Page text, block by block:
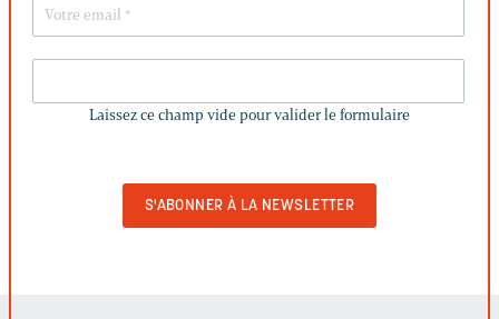
CHAMP
Laissez ce champ vide pour valider le formulaire